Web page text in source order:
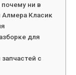
ни в
Алмера Класик
для
с